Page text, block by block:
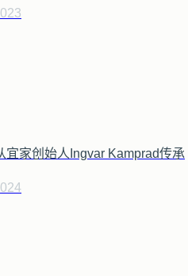
宜家创始人Ingvar Kamprad传承